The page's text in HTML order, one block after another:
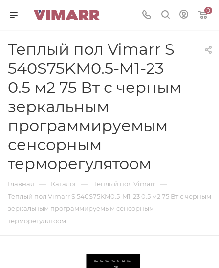
0
Теплый пол Vimarr S
540S75KM0.5-M1-23
0.5 м2 75 Вт с черным
зеркальным
программируемым
сенсорным
терморегулятоом
Главная — Каталог — Теплый пол Vimarr —
Теплый пол Vimarr S 540S75KM0.5-M1-23 0.5 м2 75 Вт с черным
зеркальным программируемым сенсорным
терморегулятоом